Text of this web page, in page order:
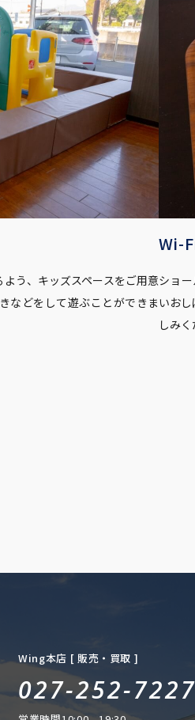
う、キッズスペースをご用意
などをして遊ぶことができま
Wi-
ショ
いお
しみく
Wing本店 [ 販売・買取 ]
027-252-7227